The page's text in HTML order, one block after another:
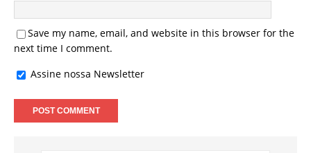
Save my name, email, and website in this browser for the
next time I comment.
Assine nossa Newsletter